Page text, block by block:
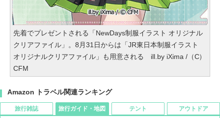
先着でプレゼントされる「NewDays制服イラスト オリジナル
クリアファイル」。8月31日からは「JR東日本制服イラスト
オリジナルクリアファイル」も用意される ill.by iXima /（C）
CFM
Amazon トラベル関連ランキング
旅行雑誌 旅行ガイド・地図 テント アウトドア